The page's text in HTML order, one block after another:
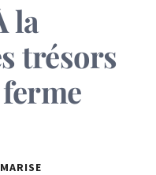
la
trésors
MARISE